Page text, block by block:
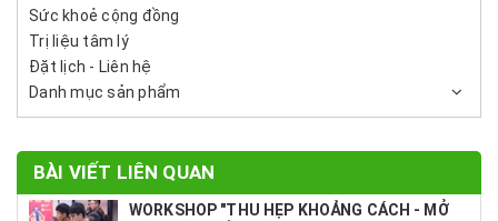
Sức khoẻ cộng đồng
Trị liệu tâm lý
Đặt lịch - Liên hệ
Danh mục sản phẩm
BÀI VIẾT LIÊN QUAN
WORKSHOP "THU HẸP KHOẢNG CÁCH - MỞ